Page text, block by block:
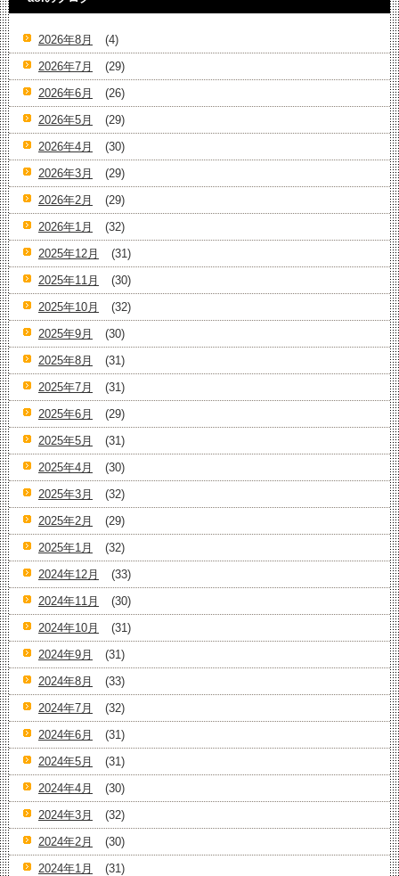
2026年8月
(4)
2026年7月
(29)
2026年6月
(26)
2026年5月
(29)
2026年4月
(30)
2026年3月
(29)
2026年2月
(29)
2026年1月
(32)
2025年12月
(31)
2025年11月
(30)
2025年10月
(32)
2025年9月
(30)
2025年8月
(31)
2025年7月
(31)
2025年6月
(29)
2025年5月
(31)
2025年4月
(30)
2025年3月
(32)
2025年2月
(29)
2025年1月
(32)
2024年12月
(33)
2024年11月
(30)
2024年10月
(31)
2024年9月
(31)
2024年8月
(33)
2024年7月
(32)
2024年6月
(31)
2024年5月
(31)
2024年4月
(30)
2024年3月
(32)
2024年2月
(30)
2024年1月
(31)